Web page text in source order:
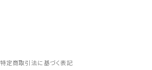
特定商取引法に基づく表記